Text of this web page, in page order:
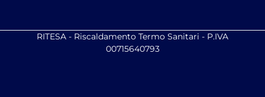
RITESA - Riscaldamento Termo Sanitari - P.IVA
00715640793